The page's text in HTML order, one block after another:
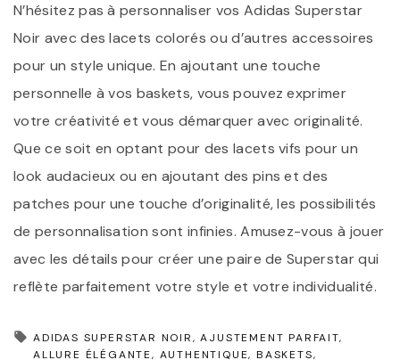
N’hésitez pas à personnaliser vos Adidas Superstar
Noir avec des lacets colorés ou d’autres accessoires
pour un style unique. En ajoutant une touche
personnelle à vos baskets, vous pouvez exprimer
votre créativité et vous démarquer avec originalité.
Que ce soit en optant pour des lacets vifs pour un
look audacieux ou en ajoutant des pins et des
patches pour une touche d’originalité, les possibilités
de personnalisation sont infinies. Amusez-vous à jouer
avec les détails pour créer une paire de Superstar qui
reflète parfaitement votre style et votre individualité.
ADIDAS SUPERSTAR NOIR
AJUSTEMENT PARFAIT
ALLURE ÉLÉGANTE AUTHENTIQUE BASKETS